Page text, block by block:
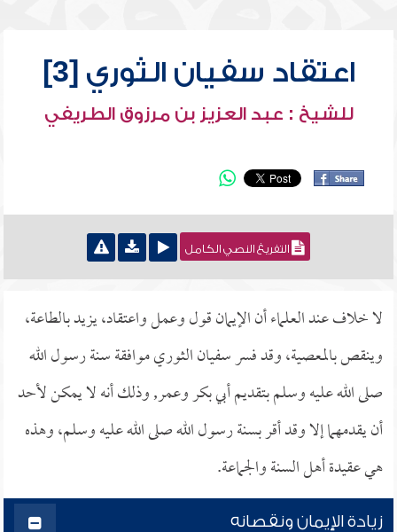
اعتقاد سفيان الثوري [3]
للشيخ : عبد العزيز بن مرزوق الطريفي
التفريغ النصي الكامل
لا خلاف عند العلماء أن الإيمان قول وعمل واعتقاد، يزيد بالطاعة،
وينقص بالمعصية، وقد فسر سفيان الثوري موافقة سنة رسول الله
صلى الله عليه وسلم بتقديم أبي بكر وعمر, وذلك أنه لا يمكن لأحد
أن يقدمهما إلا وقد أقر بسنة رسول الله صلى الله عليه وسلم، وهذه
هي عقيدة أهل السنة والجماعة.
زيادة الإيمان ونقصانه